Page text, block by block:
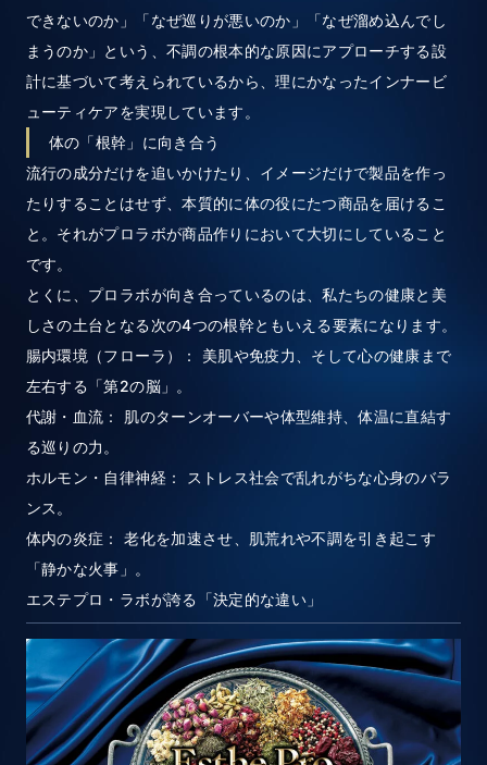
できないのか」「なぜ巡りが悪いのか」「なぜ溜め込んでし
まうのか」という、不調の根本的な原因にアプローチする設
計に基づいて考えられているから、理にかなったインナービ
ューティケアを実現しています。
体の「根幹」に向き合う
流行の成分だけを追いかけたり、イメージだけで製品を作っ
たりすることはせず、本質的に体の役にたつ商品を届けるこ
と。それがプロラボが商品作りにおいて大切にしていること
です。
とくに、プロラボが向き合っているのは、私たちの健康と美
しさの土台となる次の4つの根幹ともいえる要素になります。
腸内環境（フローラ）： 美肌や免疫力、そして心の健康まで
左右する「第2の脳」。
代謝・血流： 肌のターンオーバーや体型維持、体温に直結す
る巡りの力。
ホルモン・自律神経： ストレス社会で乱れがちな心身のバラ
ンス。
体内の炎症： 老化を加速させ、肌荒れや不調を引き起こす
「静かな火事」。
エステプロ・ラボが誇る「決定的な違い」